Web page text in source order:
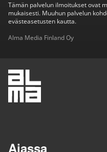
Tämän palvelun ilmoitukset ovat
mukaisesti. Muuhun palvelun
evästeasetusten kautta.
Alma Media Finland Oy